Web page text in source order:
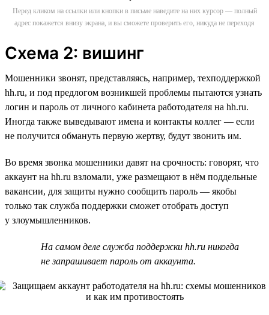
Перед кликом на ссылки или кнопки в письме наведите на них курсор — полный
адрес покажется внизу экрана, и вы сможете проверить его, никуда не переходя
Схема 2: вишинг
Мошенники звонят, представляясь, например, техподдержкой
hh.ru, и под предлогом возникшей проблемы пытаются узнать
логин и пароль от личного кабинета работодателя на hh.ru.
Иногда также выведывают имена и контакты коллег — если
не получится обмануть первую жертву, будут звонить им.
Во время звонка мошенники давят на срочность: говорят, что
аккаунт на hh.ru взломали, уже размещают в нём поддельные
вакансии, для защиты нужно сообщить пароль — якобы
только так служба поддержки сможет отобрать доступ
у злоумышленников.
На самом деле служба поддержки hh.ru никогда
не запрашивает пароль от аккаунта.